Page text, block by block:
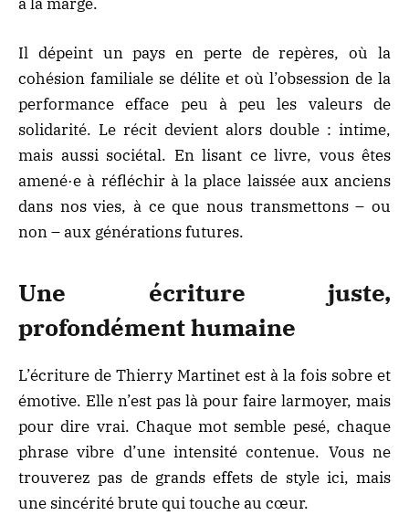
Il dépeint un pays en perte de repères, où la
cohésion familiale se délite et où l’obsession de la
performance efface peu à peu les valeurs de
solidarité. Le récit devient alors double : intime,
mais aussi sociétal. En lisant ce livre, vous êtes
amené·e à réfléchir à la place laissée aux anciens
dans nos vies, à ce que nous transmettons – ou
non – aux générations futures.
Une écriture juste,
profondément humaine
L’écriture de Thierry Martinet est à la fois sobre et
émotive. Elle n’est pas là pour faire larmoyer, mais
pour dire vrai. Chaque mot semble pesé, chaque
phrase vibre d’une intensité contenue. Vous ne
trouverez pas de grands effets de style ici, mais
une sincérité brute qui touche au cœur.